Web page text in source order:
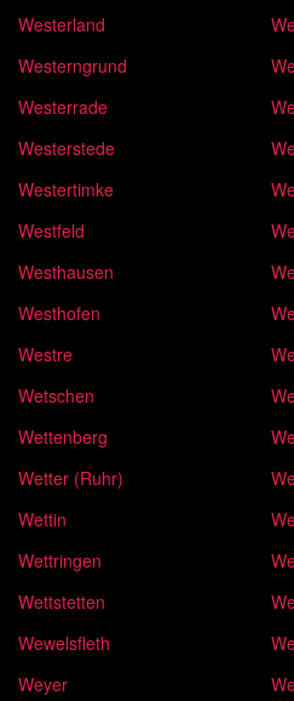
Westerland
Westerngrund
Westerrade
Westerstede
Westertimke
Westfeld
Westhausen
Westhofen
Westre
Wetschen
Wettenberg
Wetter (Ruhr)
Wettin
Wettringen
Wettstetten
Wewelsfleth
Weyer